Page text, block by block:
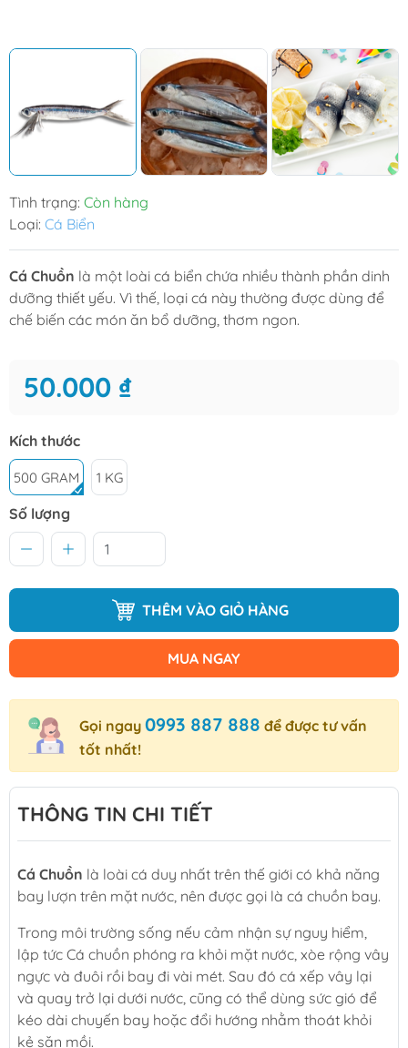
Tình trạng: Còn hàng
Loại: Cá Biển
Cá Chuồn là một loài cá biển chứa nhiều thành phần dinh
dưỡng thiết yếu. Vì thế, loại cá này thường được dùng để
chế biến các món ăn bổ dưỡng, thơm ngon.
50.000 ₫
Kích thước
500 GRAM 1 KG
Số lượng
THÊM VÀO GIỎ HÀNG
MUA NGAY
Gọi ngay 0993 887 888 để được tư vấn
tốt nhất!
THÔNG TIN CHI TIẾT
Cá Chuồn là loài cá duy nhất trên thế giới có khả năng
bay lượn trên mặt nước, nên được gọi là cá chuồn bay.
Trong môi trường sống nếu cảm nhận sự nguy hiểm,
lập tức Cá chuồn phóng ra khỏi mặt nước, xòe rộng vây
ngực và đuôi rồi bay đi vài mét. Sau đó cá xếp vây lại
và quay trở lại dưới nước, cũng có thể dùng sức gió để
kéo dài chuyến bay hoặc đổi hướng nhằm thoát khỏi
kẻ săn mồi.